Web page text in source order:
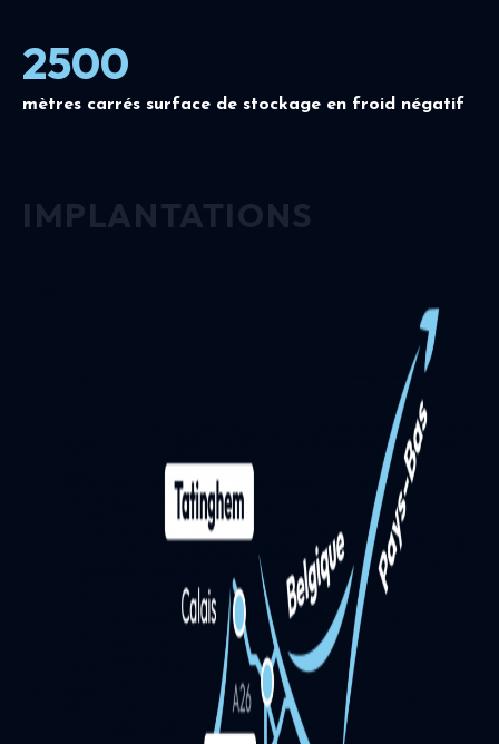
2500
mètres carrés surface de stockage en froid négatif
IMPLANTATIONS